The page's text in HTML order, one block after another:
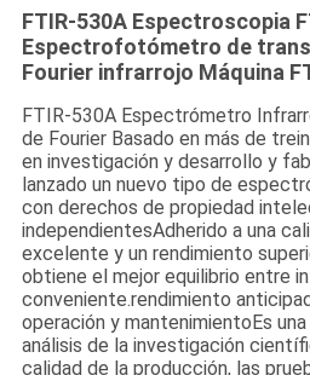
FTIR-530A Espectroscopia
Espectrofotómetro de
Fourier infrarrojo Máquina
FTIR-530A Espectrómetro
de Fourier Basado en más de
en investigación y desarrollo y
lanzado un nuevo tipo de
con derechos de propiedad
independientesAdherido a una
excelente y un rendimiento
obtiene el mejor equilibrio entre
conveniente.rendimiento
operación y mantenimientoEs una
análisis de la investigación
calidad de la producción, las